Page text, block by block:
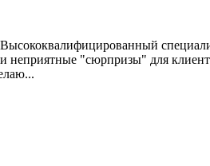
"сюрпризы" для